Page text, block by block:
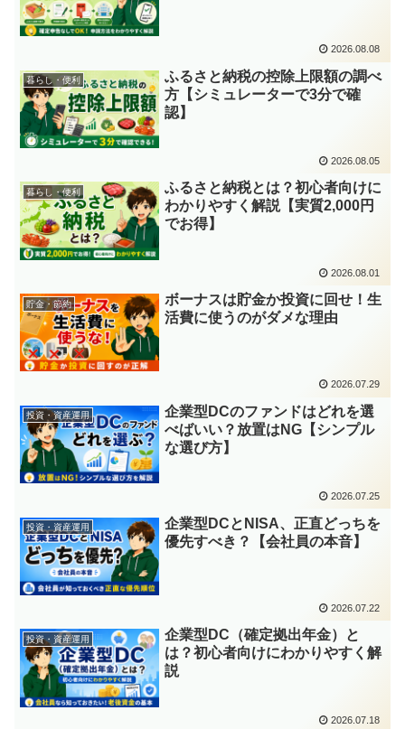
2026.08.08
暮らし・便利
ふるさと納税の控除上限額の調べ
方【シミュレーターで3分で確
認】
2026.08.05
暮らし・便利
ふるさと納税とは？初心者向けに
わかりやすく解説【実質2,000円
でお得】
2026.08.01
貯金・節約
ボーナスは貯金か投資に回せ！生
活費に使うのがダメな理由
2026.07.29
投資・資産運用
企業型DCのファンドはどれを選
べばいい？放置はNG【シンプル
な選び方】
2026.07.25
投資・資産運用
企業型DCとNISA、正直どっちを
優先すべき？【会社員の本音】
2026.07.22
投資・資産運用
企業型DC（確定拠出年金）と
は？初心者向けにわかりやすく解
説
2026.07.18